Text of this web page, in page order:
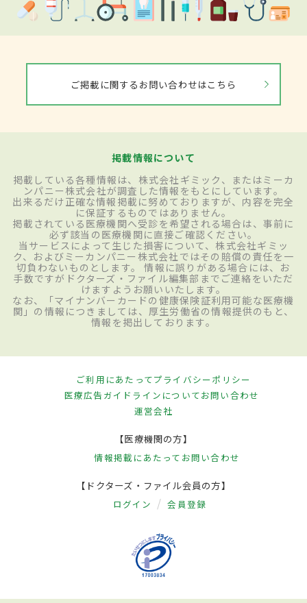
ご掲載に関するお問い合わせはこちら
掲載情報について
掲載している各種情報は、株式会社ギミック、またはミーカ
ンパニー株式会社が調査した情報をもとにしています。
出来るだけ正確な情報掲載に努めておりますが、内容を完全
に保証するものではありません。
掲載されている医療機関へ受診を希望される場合は、事前に
必ず該当の医療機関に直接ご確認ください。
当サービスによって生じた損害について、株式会社ギミッ
ク、およびミーカンパニー株式会社ではその賠償の責任を一
切負わないものとします。 情報に誤りがある場合には、お
手数ですがドクターズ・ファイル編集部までご連絡をいただ
けますようお願いいたします。
なお、「マイナンバーカードの健康保険証利用可能な医療機
関」の情報につきましては、厚生労働省の情報提供のもと、
情報を掲出しております。
ご利用にあたってプライバシーポリシー
医療広告ガイドラインについてお問い合わせ
運営会社
【医療機関の方】
情報掲載にあたって お問い合わせ
【ドクターズ・ファイル会員の方】
ログイン 会員登録